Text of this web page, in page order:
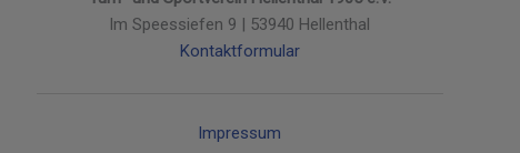
Im Speessiefen 9 | 53940 Hellenthal
Kontaktformular
Impressum